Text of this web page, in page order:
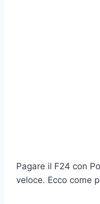
Pagare il F24 con
veloce. Ecco come